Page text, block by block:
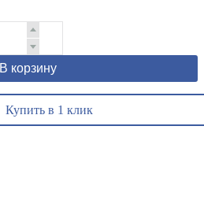
В корзину
Купить в 1 клик